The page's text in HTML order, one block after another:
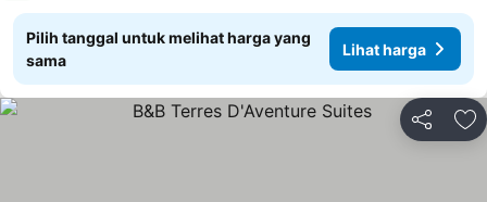
Pilih tanggal untuk melihat harga yang
sama
Lihat harga
Bagikan